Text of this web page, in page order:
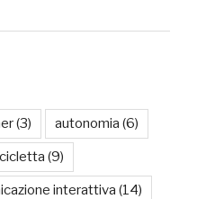
(3) autonomia (6)
(9)
interattiva (14)